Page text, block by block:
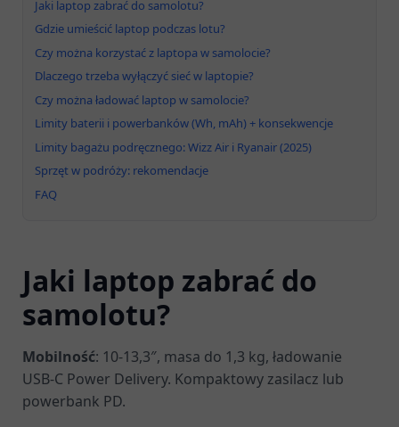
Jaki laptop zabrać do samolotu?
Gdzie umieścić laptop podczas lotu?
Czy można korzystać z laptopa w samolocie?
Dlaczego trzeba wyłączyć sieć w laptopie?
Czy można ładować laptop w samolocie?
Limity baterii i powerbanków (Wh, mAh) + konsekwencje
Limity bagażu podręcznego: Wizz Air i Ryanair (2025)
Sprzęt w podróży: rekomendacje
FAQ
Jaki laptop zabrać do
samolotu?
Mobilność: 10-13,3″, masa do 1,3 kg, ładowanie
USB-C Power Delivery. Kompaktowy zasilacz lub
powerbank PD.